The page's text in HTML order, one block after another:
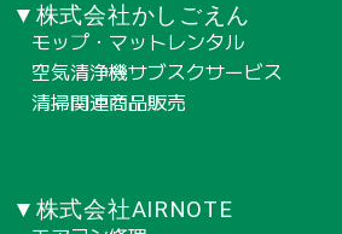
▼株式会社かしごえん
モップ・マットレンタル
空気清浄機サブスクサービス
清掃関連商品販売
▼株式会社AIRNOTE